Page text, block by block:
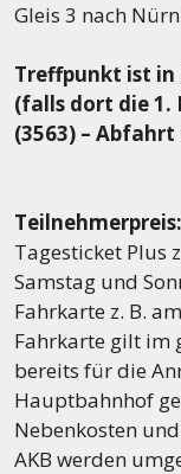
Gleis 3 nach
Treffpunkt ist in
(falls dort die 1.
(3563) – Abfahrt
Teilnehmerpreis:
Tagesticket Plus
Samstag und
Fahrkarte z. B.
Fahrkarte gilt im
bereits für die
Hauptbahnhof
Nebenkosten
AKB werden